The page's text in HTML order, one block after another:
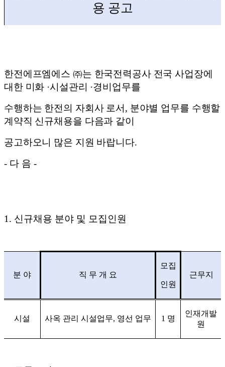
용 공고
한전에프엠에스 ㈜는 한국전력공사 전국 사업장에
대한 미화 ·시설관리 ·경비업무를
수행하는 한전의 자회사 로서 , 분야별 업무를 수행할
계약직 신규채용을 다음과 같이
공고하오니 많은 지원 바랍니다.
- 다 음 -
1. 신규채용 분야 및 모집인원
분 야 직 무 개 요
모집
인원
근무지
시설 사옥 관리 시설업무, 영선 업무 1 명
인재개발
원